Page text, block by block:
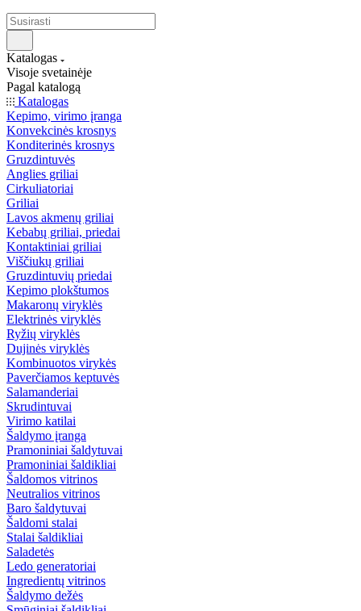
Katalogas
Visoje svetainėje
Pagal katalogą
Katalogas
Kepimo, virimo įranga
Konvekcinės krosnys
Konditerinės krosnys
Gruzdintuvės
Anglies griliai
Cirkuliatoriai
Griliai
Lavos akmenų griliai
Kebabų griliai, priedai
Kontaktiniai griliai
Viščiukų griliai
Gruzdintuvių priedai
Kepimo plokštumos
Makaronų viryklės
Elektrinės viryklės
Ryžių viryklės
Dujinės viryklės
Kombinuotos virykės
Paverčiamos keptuvės
Salamanderiai
Skrudintuvai
Virimo katilai
Šaldymo įranga
Pramoniniai šaldytuvai
Pramoniniai šaldikliai
Šaldomos vitrinos
Neutralios vitrinos
Baro šaldytuvai
Šaldomi stalai
Stalai šaldikliai
Saladetės
Ledo generatoriai
Ingredientų vitrinos
Šaldymo dežės